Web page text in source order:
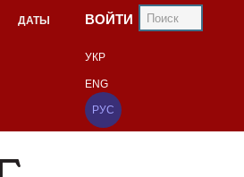
ДАТЫ ВОЙТИ
УКР
ENG
РУС